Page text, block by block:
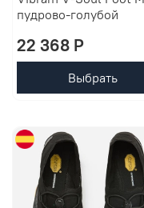
пудрово-голубой
22 368 P
Выбрать